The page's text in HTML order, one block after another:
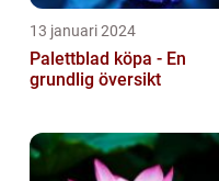
13 januari 2024
Palettblad köpa - En
grundlig översikt